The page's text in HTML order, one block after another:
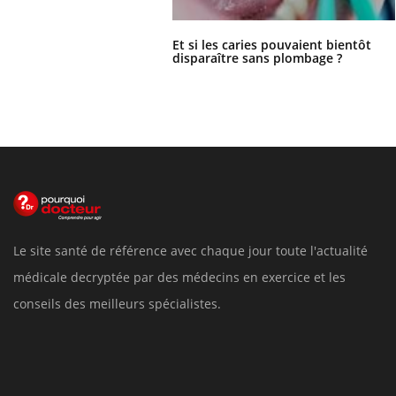
Et si les caries pouvaient bientôt
disparaître sans plombage ?
Le site santé de référence avec chaque jour toute l'actualité
médicale decryptée par des médecins en exercice et les
conseils des meilleurs spécialistes.